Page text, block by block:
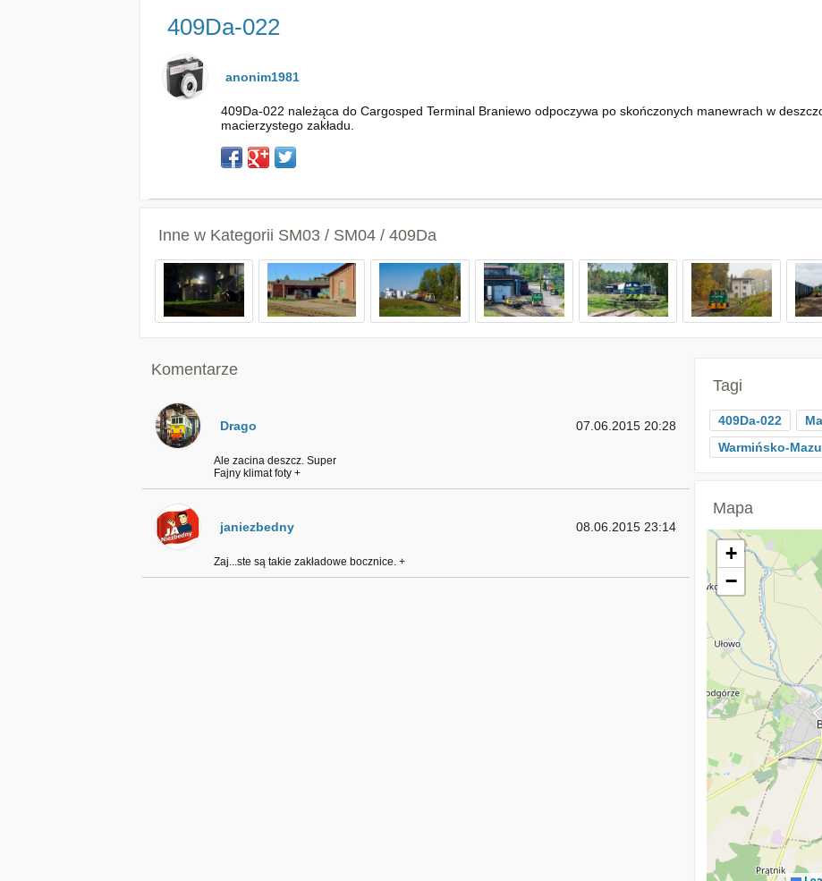
409Da-022
anonim1981
409Da-022 należąca do Cargosped Terminal Braniewo odpoczywa po skończonych manewrach w
macierzystego zakładu.
Inne w Kategorii SM03 / SM04 / 409Da
Komentarze
Drago 07.06.2015 20:28
Ale zacina deszcz. Super
Fajny klimat foty +
janiezbedny 08.06.2015 23:14
Zaj...ste są takie zakładowe bocznice. +
Tagi
409Da-022
Warmińsko-
Mapa
+
−